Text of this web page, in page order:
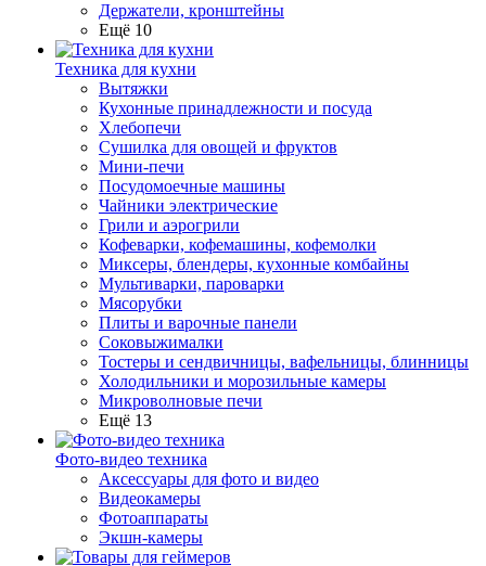
Держатели, кронштейны
Ещё 10
Техника для кухни
Вытяжки
Кухонные принадлежности и посуда
Хлебопечи
Сушилка для овощей и фруктов
Мини-печи
Посудомоечные машины
Чайники электрические
Грили и аэрогрили
Кофеварки, кофемашины, кофемолки
Миксеры, блендеры, кухонные комбайны
Мультиварки, пароварки
Мясорубки
Плиты и варочные панели
Соковыжималки
Тостеры и сендвичницы, вафельницы, блинницы
Холодильники и морозильные камеры
Микроволновые печи
Ещё 13
Фото-видео техника
Аксессуары для фото и видео
Видеокамеры
Фотоаппараты
Экшн-камеры